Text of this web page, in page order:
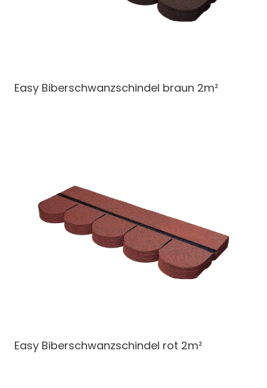
Easy Biberschwanzschindel braun 2m²
Easy Biberschwanzschindel rot 2m²